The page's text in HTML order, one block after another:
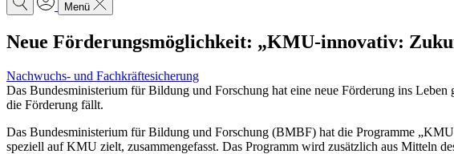
Menü
Neue Förderungsmöglichkeit: „KMU-innovativ:
Nachwuchs- und Fachkräftesicherung
Das Bundesministerium für Bildung und Forschung hat eine neue Förderung ins
die Förderung fällt.
Das Bundesministerium für Bildung und Forschung (BMBF) hat die Programme
speziell auf KMU zielt, zusammengefasst. Das Programm wird zusätzlich aus Mitteln